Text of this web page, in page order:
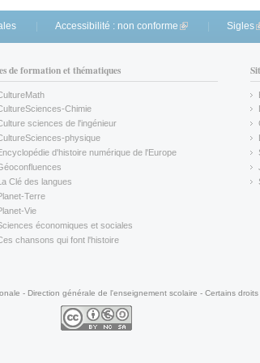
Accessibilité : non conforme (link is external)
Sigles
de formation et thématiques
is external)Chimie
is external)
sciences de l'ingénieur
physique
is external)d'histoire numérique de l'Europe
is external)
is external)
Clé des langues
is external)
Terre
is external)
Vie
is external)
économiques et sociales
is external)
chansons qui font l'histoire
- Direction générale de l'enseignement scolaire - Certains droits